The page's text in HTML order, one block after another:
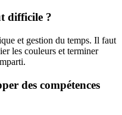
difficile ?
et gestion du temps. Il faut
les couleurs et terminer
des compétences